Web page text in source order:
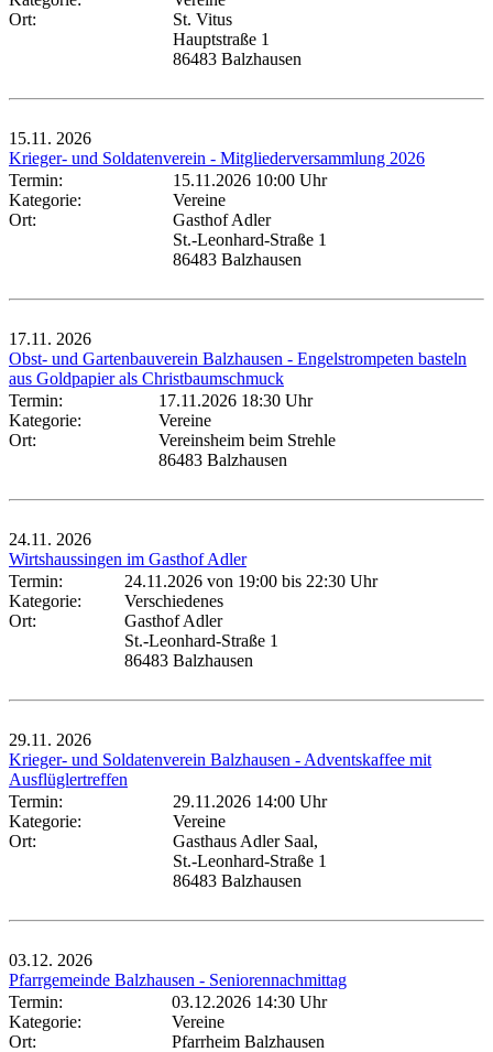
Ort:
St. Vitus
Hauptstraße 1
86483 Balzhausen
15.11. 2026
Krieger- und Soldatenverein - Mitgliederversammlung 2026
Termin:
15.11.2026 10:00 Uhr
Kategorie:
Vereine
Ort:
Gasthof Adler
St.-Leonhard-Straße 1
86483 Balzhausen
17.11. 2026
Obst- und Gartenbauverein Balzhausen - Engelstrompeten basteln
aus Goldpapier als Christbaumschmuck
Termin:
17.11.2026 18:30 Uhr
Kategorie:
Vereine
Ort:
Vereinsheim beim Strehle
86483 Balzhausen
24.11. 2026
Wirtshaussingen im Gasthof Adler
Termin:
24.11.2026 von 19:00 bis 22:30 Uhr
Kategorie:
Verschiedenes
Ort:
Gasthof Adler
St.-Leonhard-Straße 1
86483 Balzhausen
29.11. 2026
Krieger- und Soldatenverein Balzhausen - Adventskaffee mit
Ausflüglertreffen
Termin:
29.11.2026 14:00 Uhr
Kategorie:
Vereine
Ort:
Gasthaus Adler Saal,
St.-Leonhard-Straße 1
86483 Balzhausen
03.12. 2026
Pfarrgemeinde Balzhausen - Seniorennachmittag
Termin:
03.12.2026 14:30 Uhr
Kategorie:
Vereine
Ort:
Pfarrheim Balzhausen